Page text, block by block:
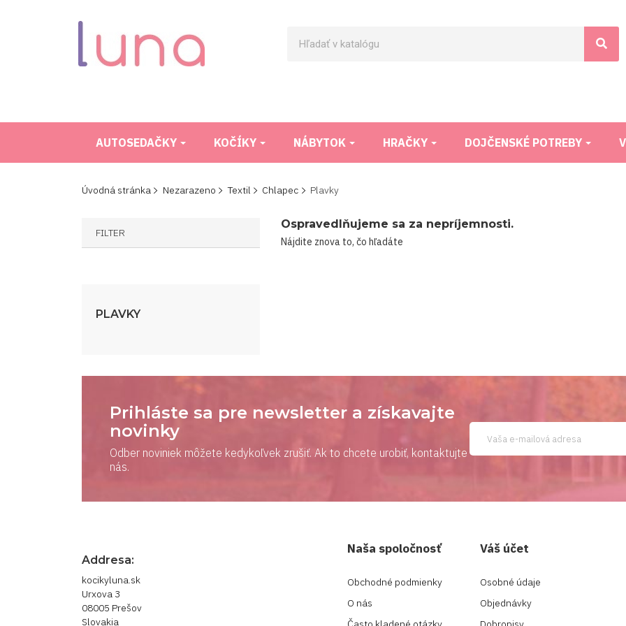
AUTOSEDAČKY KOČÍKY NÁBYTOK HRAČKY DOJČENSKÉ POTREBY
Úvodná stránka Nezarazeno Textil Chlapec Plavky
FILTER
PLAVKY
Ospravedlňujeme sa za nepríjemnosti.
Nájdite znova to, čo hľadáte
Prihláste sa pre newsletter a získavajte
novinky
Odber noviniek môžete kedykoľvek zrušiť. Ak to chcete urobiť, kontaktujte
nás.
Addresa:
kocikyluna.sk
Urxova 3
08005 Prešov
Slovakia
Naša spoločnosť
Obchodné podmienky
O nás
Váš účet
Osobné údaje
Objednávky